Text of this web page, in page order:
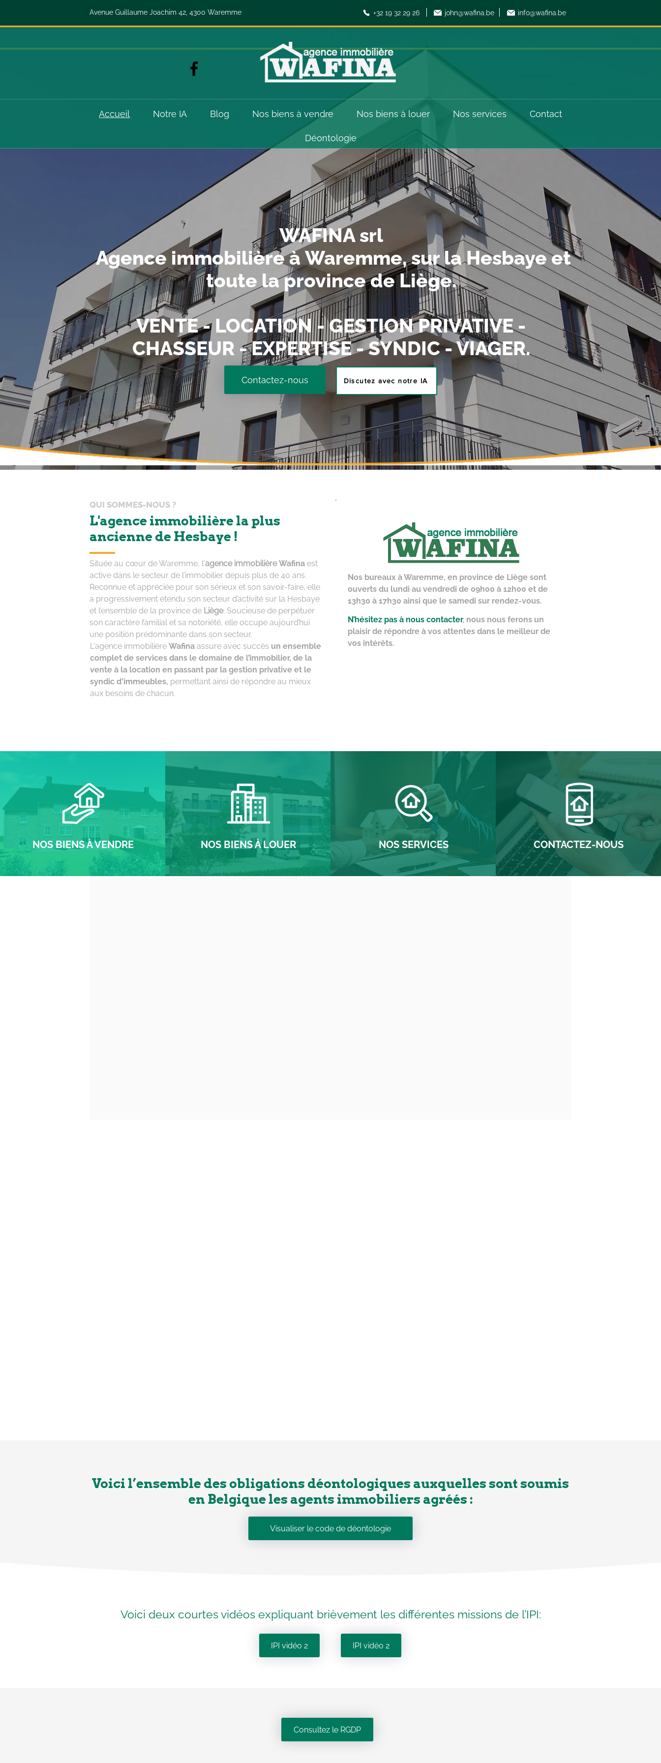
Avenue Guillaume Joachim 42, 4300 Waremme +32 19 32 29 26 john@wafina.be info@wafina.be
Accueil Notre IA Blog Nos biens à vendre Nos biens à louer Nos services Contact
Déontologie
WAFINA srl
Agence immobilière à Waremme, sur la Hesbaye et
toute la province de Liège.
VENTE - LOCATION - GESTION PRIVATIVE -
CHASSEUR - EXPERTISE - SYNDIC - VIAGER.
Contactez-nous Discutez avec notre IA
QUI SOMMES-NOUS ?
L'agence immobilièrela plus
ancienne de Hesbaye!
Située au cœur de Waremme, l'agence immobilière Wafina est
active dans le secteur de l’immobilier depuis plus de 40 ans.
Reconnue et appréciée pour son sérieux et son savoir-faire, elle
a progressivement étendu son secteur d’activité sur la Hesbaye
et l’ensemble de la province de Liège. Soucieuse de perpétuer
son caractère familial et sa notoriété, elle occupe aujourd’hui
une position prédominante dans son secteur.
L'agence immobilière Wafina assure avec succès un ensemble
complet de services dans le domaine de l’immobilier, de la
vente à la location en passant par la gestion privative et le
syndic d'immeubles, permettant ainsi de répondre au mieux
aux besoins de chacun.
Nos bureaux à Waremme, en province de Liège sont
ouverts du lundi au vendredi de 09h00 à 12h00 et de
13h30 à 17h30 ainsi que le samedi sur rendez-vous.
N’hésitez pas à nous contacter, nous nous ferons un
plaisir de répondre à vos attentes dans le meilleur de
vos intérêts.
NOS BIENS À VENDRE NOS BIENS À LOUER NOS SERVICES CONTACTEZ-NOUS
Voici l’ensemble des obligations déontologiques auxquelles sont soumis
en Belgique les agents immobiliers agréés :
Visualiser le code de déontologie
Voici deux courtes vidéos expliquant brièvement les différentes missions de l’IPI:
IPI vidéo 2 IPI vidéo 2
Consultez le RGDP